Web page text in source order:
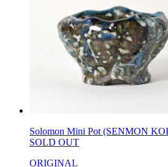
Solomon Mini Pot (SENMON
SOLD OUT
ORIGINAL